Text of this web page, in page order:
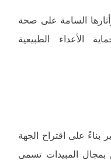
السامة على صحة
الأعداء الطبيعية
بناءً على اقتراح الجهة
المبيدات تسمى